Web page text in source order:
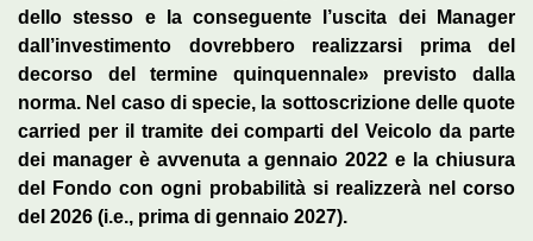
dello stesso e la conseguente l’uscita dei Manager
dall’investimento dovrebbero realizzarsi prima del
decorso del termine quinquennale» previsto dalla
norma. Nel caso di specie, la sottoscrizione delle quote
carried per il tramite dei comparti del Veicolo da parte
dei manager è avvenuta a gennaio 2022 e la chiusura
del Fondo con ogni probabilità si realizzerà nel corso
del 2026 (i.e., prima di gennaio 2027).